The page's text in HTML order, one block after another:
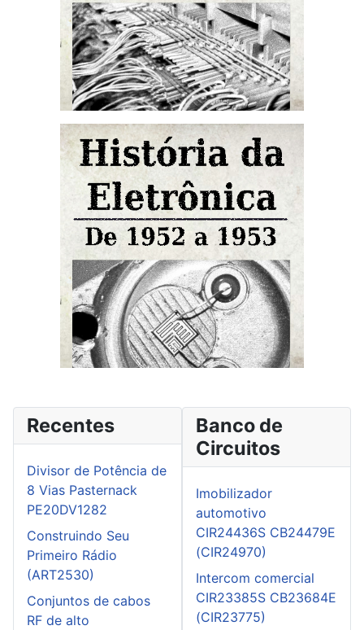
Recentes
Divisor de Potência de
8 Vias Pasternack
PE20DV1282
Construindo Seu
Primeiro Rádio
(ART2530)
Conjuntos de cabos
RF de alto
Banco de
Circuitos
Imobilizador
automotivo
CIR24436S CB24479E
(CIR24970)
Intercom comercial
CIR23385S CB23684E
(CIR23775)